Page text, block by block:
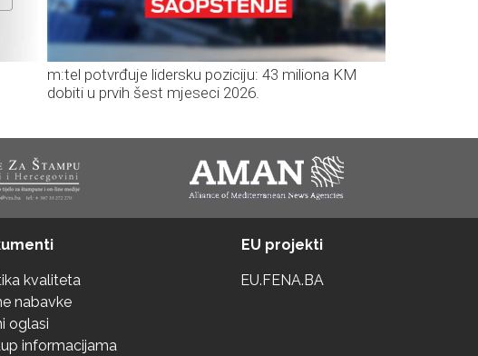
m:tel potvrđuje lidersku poziciju: 43 miliona KM
dobiti u prvih šest mjeseci 2026.
kvaliteta
nabavke
oglasi
informacijama
EU projekti
EU.FENA.BA